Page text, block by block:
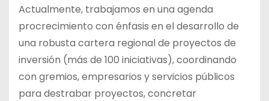
Actualmente, trabajamos en una agenda
procrecimiento con énfasis en el desarrollo de
una robusta cartera regional de proyectos de
inversión (más de 100 iniciativas), coordinando
con gremios, empresarios y servicios públicos
para destrabar proyectos, concretar